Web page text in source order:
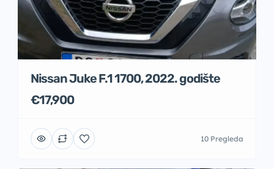
Nissan Juke F.1 1700, 2022. godište
€17,900
10 Pregleda